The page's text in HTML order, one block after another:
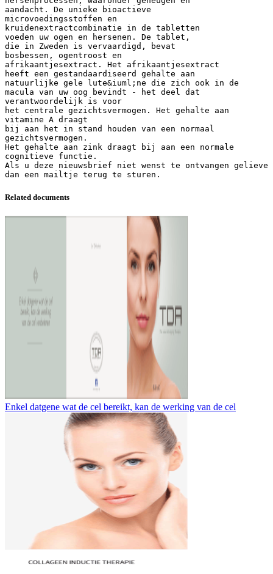
aandacht. De unieke bioactieve
microvoedingsstoffen en
kruidenextractcombinatie in de tabletten
voeden uw ogen en hersenen. De tablet,
die in Zweden is vervaardigd, bevat
bosbessen, ogentroost en
afrikaantjesextract. Het afrikaantjesextract
heeft een gestandaardiseerd gehalte aan
natuurlijke gele lute&iuml;ne die zich ook in de
macula van uw oog bevindt - het deel dat
verantwoordelijk is voor
het centrale gezichtsvermogen. Het gehalte aan
vitamine A draagt
bij aan het in stand houden van een normaal
gezichtsvermogen.
Het gehalte aan zink draagt bij aan een normale
cognitieve functie.
Als u deze nieuwsbrief niet wenst te ontvangen gelieve
Related documents
Enkel datgene wat de cel bereikt, kan de werking van de cel